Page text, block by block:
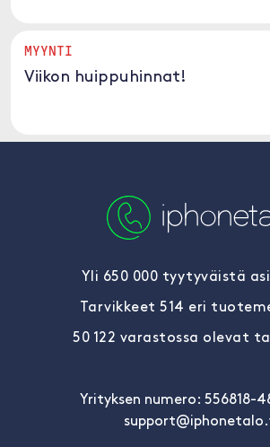
MYYNTI
Viikon huippuhinnat!
Yli 650 000 tyytyväistä
Tarvikkeet 514 eri
50 122 varastossa olevat
Yrityksen numero: 556818-